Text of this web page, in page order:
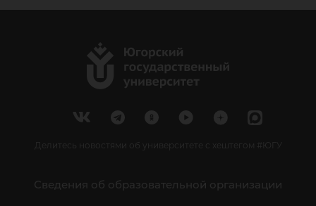
Делитесь новостями об университете с хештегом #ЮГУ
Сведения об образовательной организации